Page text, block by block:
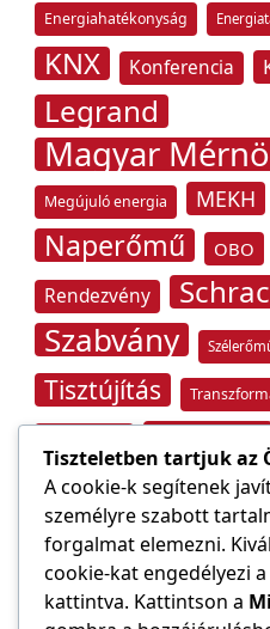
Energiahatékonyság
KNX Konferencia
Legrand
Magyar
Megújuló energia MEKH
Naperőmű OBO
Rendezvény
Szabvány
Tisztújítás
Villámvédelem
Áramszolgáltató
Tiszteletben tartjuk az
A cookie-k segítenek
személyre szabott
forgalmat elemezni.
cookie-kat engedélyezi a
kattintva. Kattintson a